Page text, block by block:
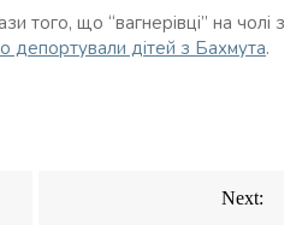
того, що “вагнерівці” на чолі з
депортували дітей з Бахмута.
Next: